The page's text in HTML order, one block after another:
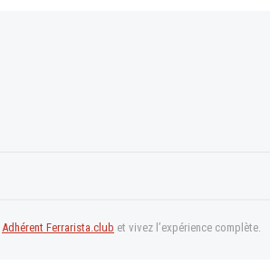
Adhérent Ferrarista.club et vivez l’expérience complète.